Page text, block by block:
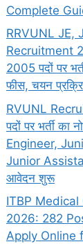
Complete
RRVUNL JE,
Recruitment
2005 पदों पर
फीस, चयन
RVUNL
पदों पर भर्ती का
Engineer,
Junior
आवेदन शुरू
ITBP
2026: 282
Apply Online